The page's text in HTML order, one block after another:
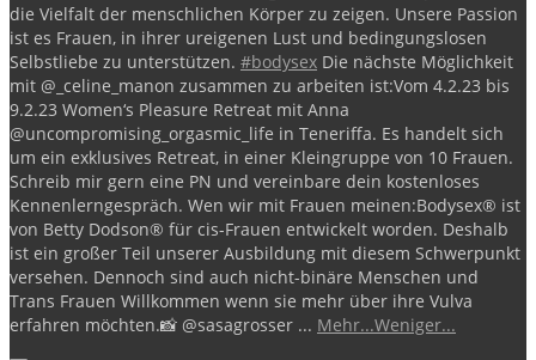
die Vielfalt der menschlichen Körper zu zeigen. Unsere Passion
ist es Frauen, in ihrer ureigenen Lust und bedingungslosen
Selbstliebe zu unterstützen. #bodysex Die nächste Möglichkeit
mit @_celine_manon zusammen zu arbeiten ist:Vom 4.2.23 bis
9.2.23 Women‘s Pleasure Retreat mit Anna
@uncompromising_orgasmic_life in Teneriffa. Es handelt sich
um ein exklusives Retreat, in einer Kleingruppe von 10 Frauen.
Schreib mir gern eine PN und vereinbare dein kostenloses
Kennenlerngespräch. Wen wir mit Frauen meinen:Bodysex®️ ist
von Betty Dodson®️ für cis-Frauen entwickelt worden. Deshalb
ist ein großer Teil unserer Ausbildung mit diesem Schwerpunkt
versehen. Dennoch sind auch nicht-binäre Menschen und
Trans Frauen Willkommen wenn sie mehr über ihre Vulva
erfahren möchten.📸 @sasagrosser ... Mehr...Weniger...